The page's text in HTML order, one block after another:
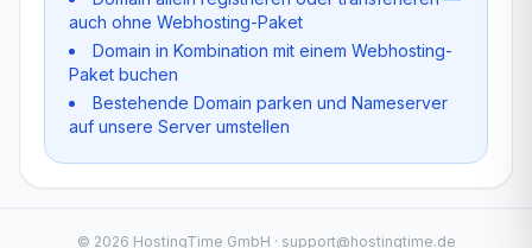
auch ohne Webhosting-Paket
Domain in Kombination mit einem Webhosting-
Paket buchen
Bestehende Domain parken und Nameserver
auf unsere Server umstellen
© 2026 HostingTime GmbH · support@hostingtime.de